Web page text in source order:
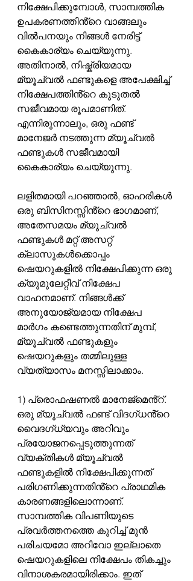
നിക്ഷേപിക്കുമ്പോൾ, സാമ്പത്തിക
ഉപകരണത്തിൻ്റെ വാങ്ങലും
വിൽപനയും നിങ്ങൾ നേരിട്ട്
കൈകാര്യം ചെയ്യുന്നു.
അതിനാൽ, നിഷ്ക്രിയമായ
മ്യൂച്വൽ ഫണ്ടുകളെ അപേക്ഷിച്ച്
നിക്ഷേപത്തിൻ്റെ കൂടുതൽ
സജീവമായ രൂപമാണിത്.
എന്നിരുന്നാലും, ഒരു ഫണ്ട്
മാനേജർ നടത്തുന്ന മ്യൂച്വൽ
ഫണ്ടുകൾ സജീവമായി
കൈകാര്യം ചെയ്യുന്നു.
ലളിതമായി പറഞ്ഞാൽ, ഓഹരികൾ
ഒരു ബിസിനസ്സിൻ്റെ ഭാഗമാണ്,
അതേസമയം മ്യൂച്വൽ
ഫണ്ടുകൾ മറ്റ് അസറ്റ്
ക്ലാസുകൾക്കൊപ്പം
ഷെയറുകളിൽ നിക്ഷേപിക്കുന്ന ഒരു
ക്യുമുലേറ്റീവ് നിക്ഷേപ
വാഹനമാണ്. നിങ്ങൾക്ക്
അനുയോജ്യമായ നിക്ഷേപ
മാർഗം കണ്ടെത്തുന്നതിന് മുമ്പ്,
മ്യൂച്വൽ ഫണ്ടുകളും
ഷെയറുകളും തമ്മിലുള്ള
വ്യത്യാസം മനസ്സിലാക്കാം.
1) പ്രൊഫഷണൽ മാനേജ്മെൻ്റ്.
ഒരു മ്യൂച്വൽ ഫണ്ട് വിദഗ്ധൻ്റെ
വൈദഗ്ധ്യവും അറിവും
പ്രയോജനപ്പെടുത്തുന്നത്
വ്യക്തികൾ മ്യൂച്വൽ
ഫണ്ടുകളിൽ നിക്ഷേപിക്കുന്നത്
പരിഗണിക്കുന്നതിൻ്റെ പ്രാഥമിക
കാരണങ്ങളിലൊന്നാണ്.
സാമ്പത്തിക വിപണിയുടെ
പ്രവർത്തനത്തെ കുറിച്ച് മുൻ
പരിചയമോ അറിവോ ഇല്ലാതെ
ഷെയറുകളിലെ നിക്ഷേപം തികച്ചും
വിനാശകരമായിരിക്കാം. ഇത്